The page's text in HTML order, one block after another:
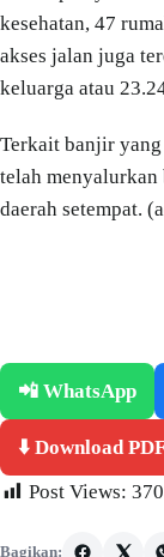
kesehatan, 47
akses jalan juga
keluarga atau
Terkait banjir yang
telah
daerah setempat.
📲 WhatsApp
⬇️ Download
Post Views: 370
Bagikan: